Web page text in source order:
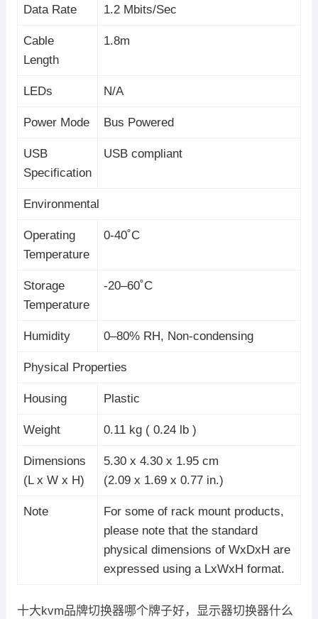
Data Rate 1.2 Mbits/Sec
Cable
Length
1.8m
LEDs N/A
Power Mode Bus Powered
USB
Specification
USB compliant
Environmental
Operating
Temperature
0-40˚C
Storage
Temperature
-20–60˚C
Humidity 0–80% RH, Non-condensing
Physical Properties
Housing Plastic
Weight 0.11 kg ( 0.24 lb )
Dimensions
(L x W x H)
5.30 x 4.30 x 1.95 cm
(2.09 x 1.69 x 0.77 in.)
Note
For some of rack mount products,
please note that the standard
physical dimensions of WxDxH are
expressed using a LxWxH format.
十大kvm品牌切换器哪个牌子好，显示器切换器什么